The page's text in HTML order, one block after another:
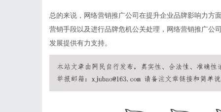
总的来说，网络营销推广公司在提升企业品牌影响力方
营销手段以及进行品牌危机公关处理，网络营销推广公
发展提供有力支持。